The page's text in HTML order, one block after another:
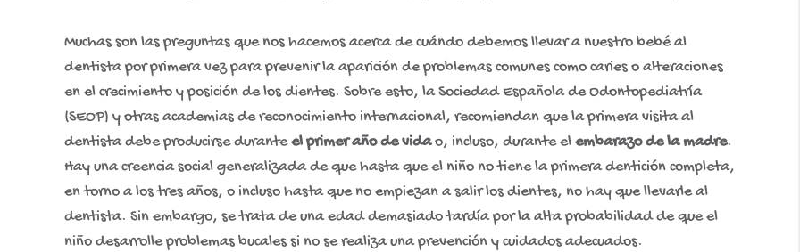
Muchas son las preguntas que nos hacemos acerca de cuándo debemos llevar a nuestro bebé al
dentista por primera vez para prevenir la aparición de problemas comunes como caries o alteraciones
en el crecimiento y posición de los dientes. Sobre esto, la Sociedad Española de Odontopediatría
(SEOP) y otras academias de reconocimiento internacional, recomiendan que la primera visita al
dentista debe producirse duranteel primer año de vidao, incluso, durante elembarazo de la madre.
Hay una creencia social generalizada de que hasta que el niño no tiene la primera dentición completa,
en torno a los tres años, o incluso hasta que no empiezan a salir los dientes, no hay que llevarle al
dentista. Sin embargo, se trata de una edad demasiado tardía por la alta probabilidad de que el
niño desarrolle problemas bucales si no se realiza una prevención y cuidados adecuados.